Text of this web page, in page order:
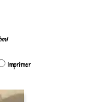
Imprimer